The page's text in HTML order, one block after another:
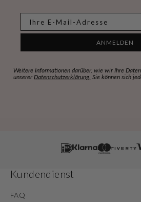
ANMELDEN
Weitere Informationen darüber, wie wir Ihre
unserer Datenschutzerklärung. Sie können sich
Kundendienst
FAQ